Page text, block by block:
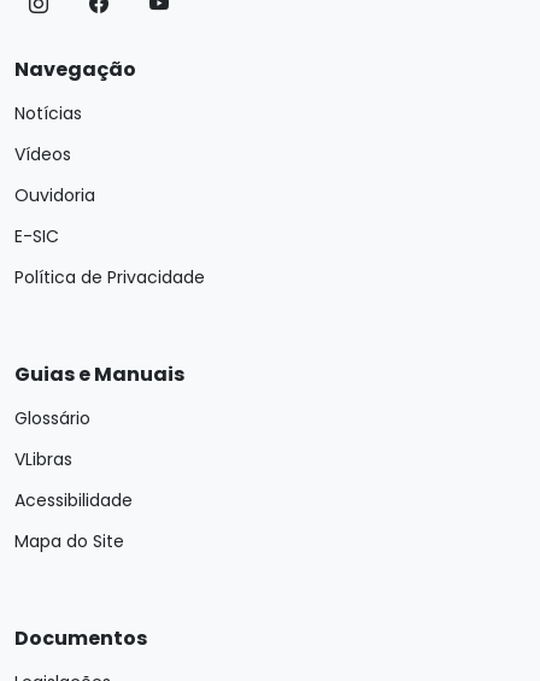
Navegação
Notícias
Vídeos
Ouvidoria
E-SIC
Política de Privacidade
Guias e Manuais
Glossário
VLibras
Acessibilidade
Mapa do Site
Documentos